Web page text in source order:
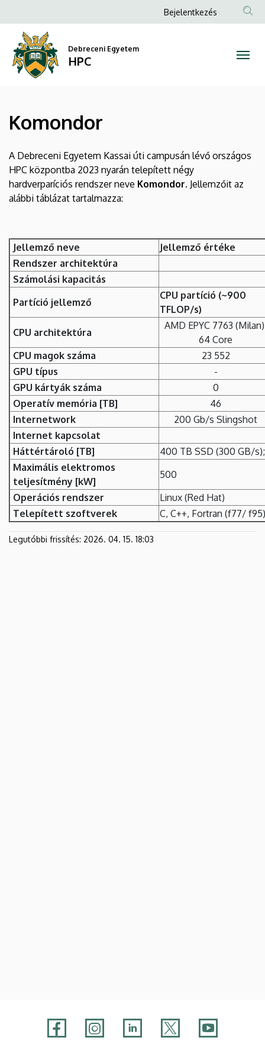
HPC
a
tartalomra
Anonim
Bejelentkezés
Debreceni Egyetem
HPC
Komondor
A Debreceni Egyetem Kassai úti campusán lévő országos
HPC központba 2023 nyarán telepített négy
hardverparíciós rendszer neve Komondor. Jellemzőit az
alábbi táblázat tartalmazza:
Jellemző neve
Jellemző értéke
Rendszer architektúra
Számolási kapacitás
Partíció jellemző
CPU partíció (~900
TFLOP/s)
CPU architektúra
AMD EPYC 7763
64 Core
CPU magok száma
23 552
GPU típus
-
GPU kártyák száma
0
Operatív memória [TB]
46
Internetwork
200 Gb/s Slingshot
Internet kapcsolat
Háttértároló [TB]
400 TB SSD (300 GB/
Maximális elektromos
teljesítmény [kW]
500
Operációs rendszer
Linux (Red Hat)
Telepített szoftverek
C, C++, Fortran (f77/
Legutóbbi frissítés: 2026. 04. 15. 18:03